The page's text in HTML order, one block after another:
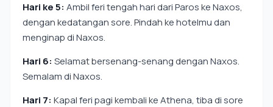
Hari ke 5: Ambil feri tengah hari dari Paros ke Naxos,
dengan kedatangan sore. Pindah ke hotelmu dan
menginap di Naxos.
Hari 6: Selamat bersenang-senang dengan Naxos.
Semalam di Naxos.
Hari 7: Kapal feri pagi kembali ke Athena, tiba di sore